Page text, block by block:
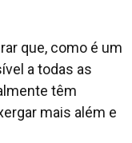
que, como é um
a todas as
têm
mais além e